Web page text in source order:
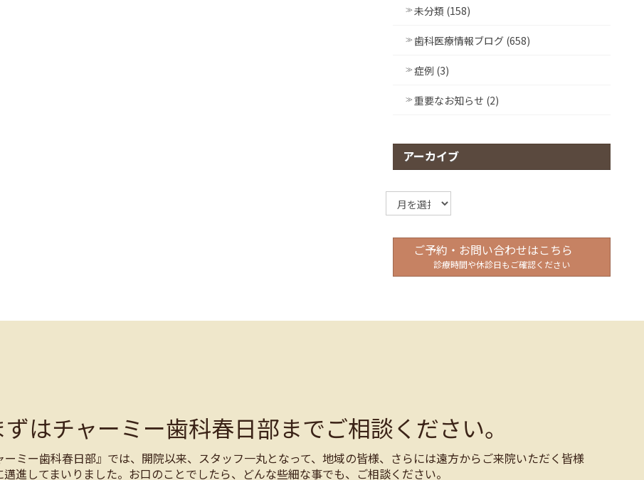
未分類 (158)
歯科医療情報ブログ (658)
症例 (3)
重要なお知らせ (2)
アーカイブ
ア
ー
イ
ご予約・お問い合わせはこちら
診療時間や休診日もご確認ください
はチャーミー歯科春日部までご相談ください。
ミー歯科春日部』では、開院以来、スタッフ一丸となって、地域の皆様、さらには遠方からご来院いただく皆様
進してまいりました。お口のことでしたら、どんな些細な事でも、ご相談ください。